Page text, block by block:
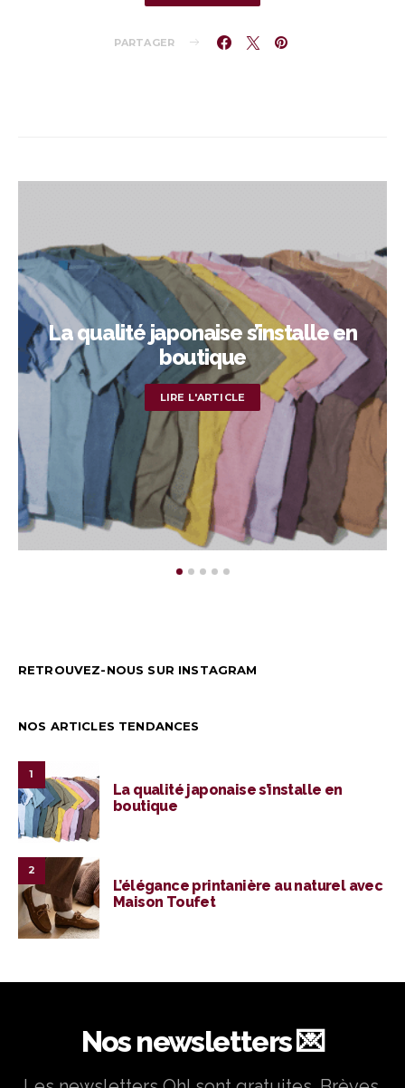
PARTAGER
La qualité japonaise s’installe en
boutique
LIRE L'ARTICLE
RETROUVEZ-NOUS SUR INSTAGRAM
NOS ARTICLES TENDANCES
1
La qualité japonaise s’installe en
boutique
2
L’élégance printanière au naturel avec
Maison Toufet
Nos newsletters 💌